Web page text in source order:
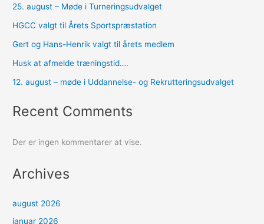
25. august – Møde i Turneringsudvalget
HGCC valgt til Årets Sportspræstation
Gert og Hans-Henrik valgt til årets medlem
Husk at afmelde træningstid….
12. august – møde i Uddannelse- og Rekrutteringsudvalget
Recent Comments
Der er ingen kommentarer at vise.
Archives
august 2026
januar 2026